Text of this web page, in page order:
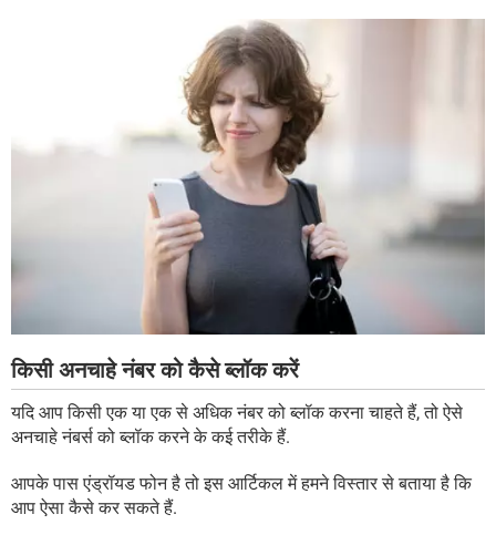
किसी अनचाहे नंबर को कैसे ब्लॉक करें
यदि आप किसी एक या एक से अधिक नंबर को ब्लॉक करना चाहते हैं, तो ऐसे
अनचाहे नंबर्स को ब्लॉक करने के कई तरीके हैं.
आपके पास एंड्रॉयड फोन है तो इस आर्टिकल में हमने विस्तार से बताया है कि
आप ऐसा कैसे कर सकते हैं.